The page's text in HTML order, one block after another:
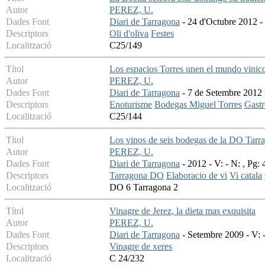
Autor
PEREZ, U.
Dades Font
Diari de Tarragona - 24 d'Octubre 2012
Descriptors
Oli d'oliva Festes
Localització
C25/149
Títol
Los espacios Torres unen el mundo
Autor
PEREZ, U.
Dades Font
Diari de Tarragona - 7 de Setembre
Descriptors
Enoturisme Bodegas Miguel Torres
Localització
C25/144
Títol
Los vinos de seis bodegas de la DO
Autor
PEREZ, U.
Dades Font
Diari de Tarragona - 2012 - V: - N: , Pg:
Descriptors
Tarragona DO Elaboracio de vi Vi catala
Localització
DO 6 Tarragona 2
Títol
Vinagre de Jerez, la dieta mas exquisita
Autor
PEREZ, U.
Dades Font
Diari de Tarragona - Setembre 2009 - V:
Descriptors
Vinagre de xeres
Localització
C 24/232